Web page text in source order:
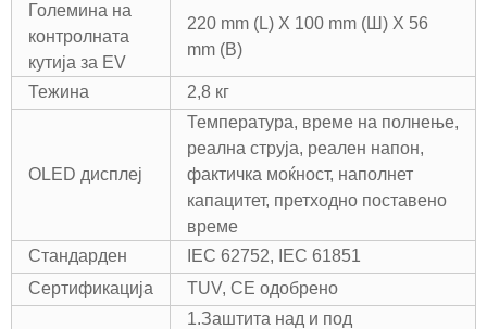
Големина на
контролната
кутија за EV
220 mm (L) X 100 mm (Ш) X 56
mm (В)
Тежина 2,8 кг
OLED дисплеј
Температура, време на полнење,
реална струја, реален напон,
фактичка моќност, наполнет
капацитет, претходно поставено
време
Стандарден
IEC 62752, IEC 61851
Сертификација
TUV, CE одобрено
1.Заштита над и под